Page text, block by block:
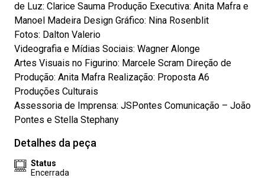
de Luz: Clarice Sauma Produção Executiva: Anita Mafra e
Manoel Madeira Design Gráfico: Nina Rosenblit
Fotos: Dalton Valerio
Videografia e Mídias Sociais: Wagner Alonge
Artes Visuais no Figurino: Marcele Scram Direção de
Produção: Anita Mafra Realização: Proposta A6
Produções Culturais
Assessoria de Imprensa: JSPontes Comunicação – João
Pontes e Stella Stephany
Detalhes da peça
Status
Encerrada